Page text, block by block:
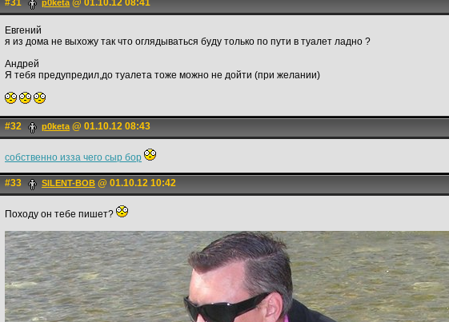
#31 p0keta@ 01.10.12 08:41
Евгений
я из дома не выхожу так что оглядываться буду только по пути в туалет ладно ?
Андрей
Я тебя предупредил,до туалета тоже можно не дойти (при желании)
#32 p0keta@ 01.10.12 08:43
собственно изза чего сыр бор
#33 SILENT-BOB @ 01.10.12 10:42
Походу он тебе пишет?